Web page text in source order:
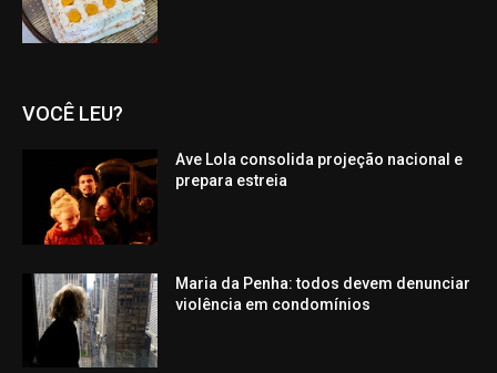
VOCÊ LEU?
Ave Lola consolida projeção nacional e
prepara estreia
Maria da Penha: todos devem denunciar
violência em condomínios